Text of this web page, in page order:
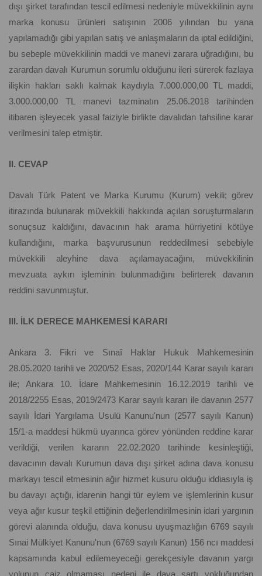
dışı şirket tarafından tescil edilmesi nedeniyle müvekkilinin aynı
marka konusu ürünleri satışının 2006 yılından bu yana
yapılamadığı gibi yapılan satış ve anlaşmaların da iptal edildiğini,
bu sebeple müvekkilinin maddi ve manevi zarara uğradığını, bu
zarardan davalı Kurumun sorumlu olduğunu ileri sürerek fazlaya
ilişkin hakları saklı kalmak kaydıyla 7.000.000,00 TL maddi,
3.000.000,00 TL manevi tazminatın 25.06.2018 tarihinden
itibaren işleyecek yasal faiziyle birlikte davalıdan tahsiline karar
verilmesini talep etmiştir.
II. CEVAP
Davalı Türk Patent ve Marka Kurumu (Kurum) vekili; görev
itirazında bulunarak müvekkili hakkında açılan soruşturmaların
sonuçsuz kaldığını, davacının hak arama hürriyetini kötüye
kullandığını, marka başvurusunun reddedilmesi sebebiyle
müvekkili aleyhine dava açılamayacağını, müvekkilinin
mevzuata aykırı işleminin bulunmadığını belirterek davanın
reddini savunmuştur.
III. İLK DERECE MAHKEMESİ KARARI
Ankara 3. Fikri ve Sınaî Haklar Hukuk Mahkemesinin
28.05.2020 tarihli ve 2020/52 Esas, 2020/144 Karar sayılı kararı
ile; Ankara 10. İdare Mahkemesinin 16.12.2019 tarihli ve
2018/2255 Esas, 2019/2473 Karar sayılı kararı ile davanın 2577
sayılı İdari Yargılama Usulü Kanunu'nun (2577 sayılı Kanun)
15/1-a maddesi hükmü uyarınca görev yönünden reddine karar
verildiği, verilen kararın 22.02.2020 tarihinde kesinleştiği,
davacının davalı Kurumun dava dışı şirket adına dava konusu
markayı tescil etmesinin ağır hizmet kusuru olduğu iddiasıyla iş
bu davayı açtığı, idarenin hangi tür eylem ve işlemlerinin kusur
veya ağır kusur teşkil ettiğinin değerlendirilmesinin idari yargının
görevi alanında olduğu, dava konusu uyuşmazlığın 6769 sayılı
Sınai Mülkiyet Kanunu'nun (6769 sayılı Kanun) 156 ncı maddesi
kapsamında kabul edilemeyeceği gerekçesiyle davanın yargı